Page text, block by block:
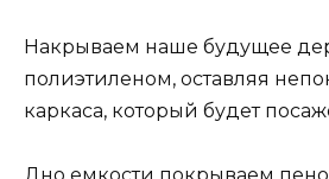
Накрываем наше будущее
полиэтиленом, оставляя
каркаса, который будет